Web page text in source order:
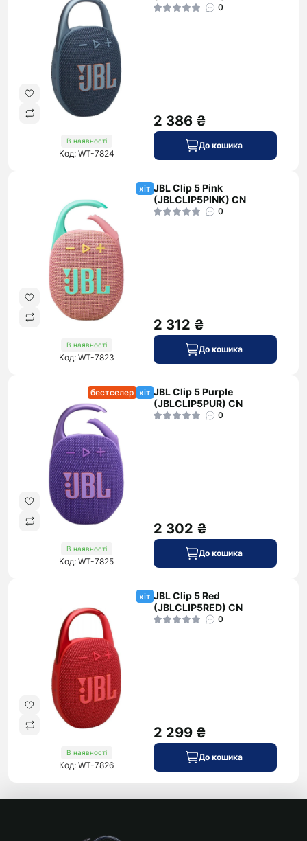
В наявності
Код: WT-7824
0
2 386 ₴
До кошика
хіт
В наявності
Код: WT-7823
JBL Clip 5 Pink
(JBLCLIP5PINK) CN
0
2 312 ₴
До кошика
бестселер хіт
В наявності
Код: WT-7825
JBL Clip 5 Purple
(JBLCLIP5PUR) CN
0
2 302 ₴
До кошика
хіт
В наявності
Код: WT-7826
JBL Clip 5 Red
(JBLCLIP5RED) CN
0
2 299 ₴
До кошика